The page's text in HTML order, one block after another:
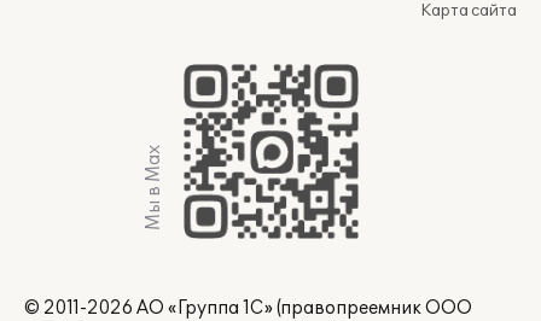
Карта сайта
Мы в Max
© 2011-2026 АО «Группа 1С» (правопреемник ООО